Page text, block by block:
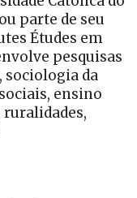
parte de seu
Études em
pesquisas
sociologia da
ensino